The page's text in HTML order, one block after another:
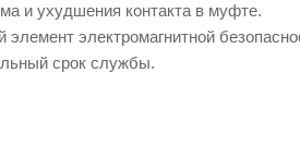
и ухудшения контакта в муфте.
электромагнитной
срок службы.